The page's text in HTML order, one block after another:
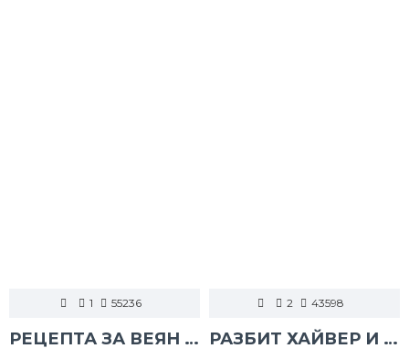
1 55236
РЕЦЕПТА ЗА ВЕЯН ПАЛАМУД
2 43598
РАЗБИТ ХАЙВЕР И ТАРАМА